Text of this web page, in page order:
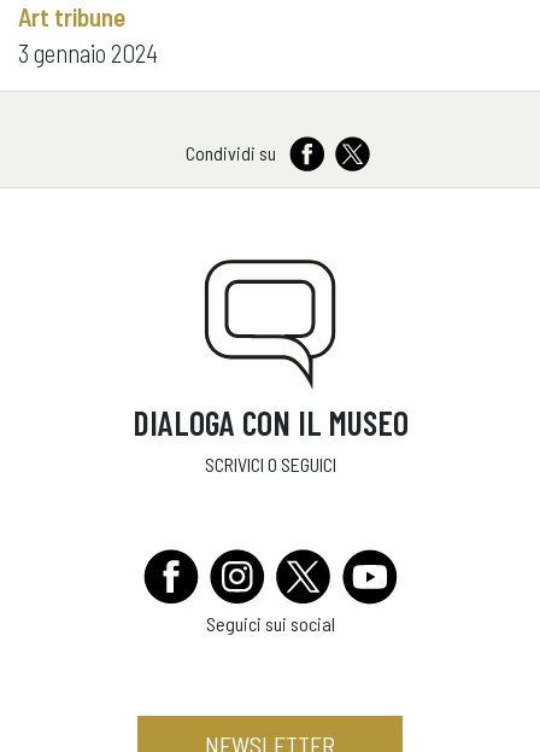
Art tribune
3 gennaio 2024
Condividi su
DIALOGA CON IL MUSEO
SCRIVICI O SEGUICI
Seguici sui social
NEWSLETTER